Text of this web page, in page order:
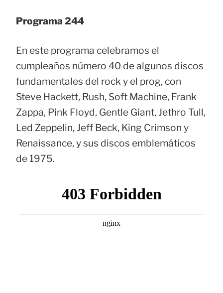
Programa 244
En este programa celebramos el
cumpleaños número 40 de algunos discos
fundamentales del rock y el prog, con
Steve Hackett, Rush, Soft Machine, Frank
Zappa, Pink Floyd, Gentle Giant, Jethro Tull,
Led Zeppelin, Jeff Beck, King Crimson y
Renaissance, y sus discos emblemáticos
de 1975.